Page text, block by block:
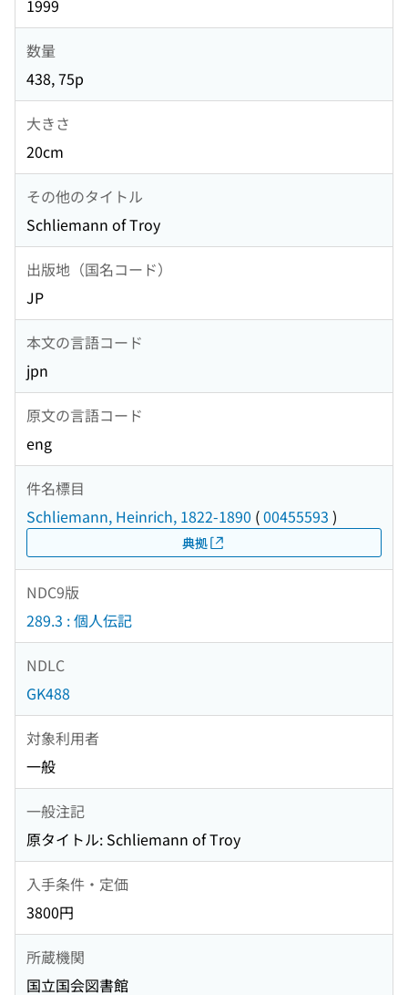
1999
数量
438, 75p
大きさ
20cm
その他のタイトル
Schliemann of Troy
出版地（国名コード）
JP
本文の言語コード
jpn
原文の言語コード
eng
件名標目
Schliemann, Heinrich, 1822-1890 (00455593 )
典拠
NDC9版
289.3 : 個人伝記
NDLC
GK488
対象利用者
一般
一般注記
原タイトル: Schliemann of Troy
入手条件・定価
3800円
所蔵機関
国立国会図書館